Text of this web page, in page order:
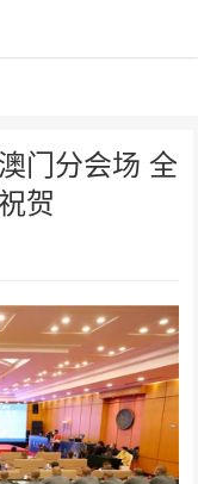
门分会场 全
贺